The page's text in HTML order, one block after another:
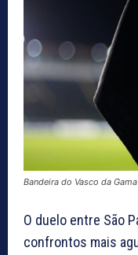
Bandeira do Vasco da
O duelo entre São
confrontos mais